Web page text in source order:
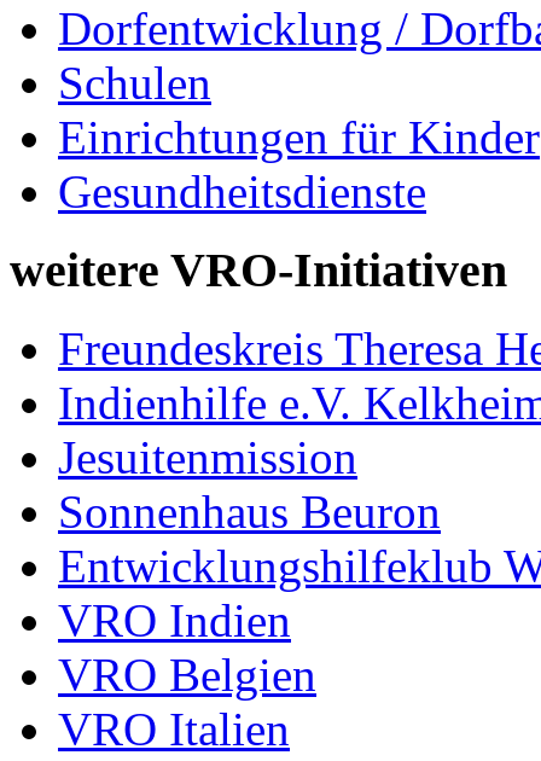
Dorfentwicklung /
Schulen
Einrichtungen für Kinder
Gesundheitsdienste
weitere VRO-Initiativen
Freundeskreis Theresa
Indienhilfe e.V.
Jesuitenmission
Sonnenhaus Beuron
Entwicklungshilfeklub
VRO Indien
VRO Belgien
VRO Italien